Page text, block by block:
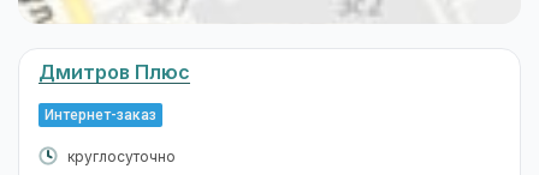
Дмитров Плюс
Интернет-заказ
круглосуточно